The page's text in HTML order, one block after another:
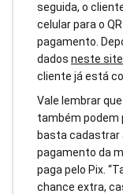
seguida, o
celular para o
pagamento.
dados neste site
cliente já está
Vale lembrar
também podem
basta cadastrar
pagamento da
paga pelo Pix.
chance extra,